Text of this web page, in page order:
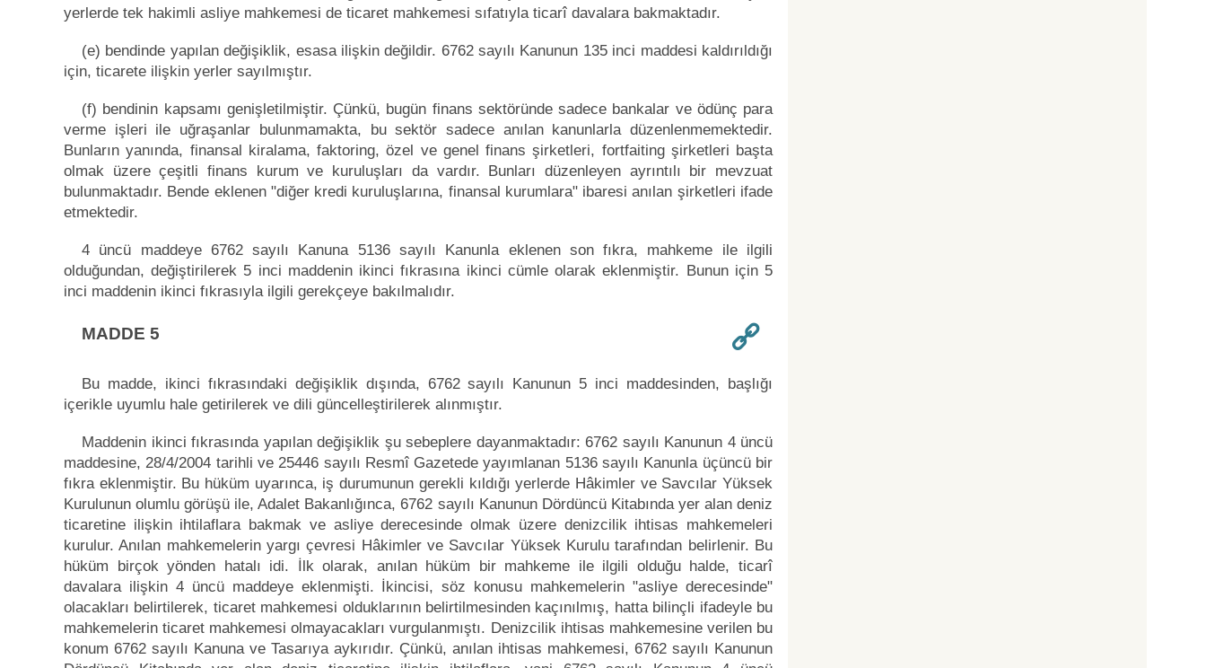
yerlerde tek hakimli asliye mahkemesi de ticaret mahkemesi sıfatıyla ticarî davalara bakmaktadır.
(e) bendinde yapılan değişiklik, esasa ilişkin değildir. 6762 sayılı Kanunun 135 inci maddesi kaldırıldığı
için, ticarete ilişkin yerler sayılmıştır.
(f) bendinin kapsamı genişletilmiştir. Çünkü, bugün finans sektöründe sadece bankalar ve ödünç para
verme işleri ile uğraşanlar bulunmamakta, bu sektör sadece anılan kanunlarla düzenlenmemektedir.
Bunların yanında, finansal kiralama, faktoring, özel ve genel finans şirketleri, fortfaiting şirketleri başta
olmak üzere çeşitli finans kurum ve kuruluşları da vardır. Bunları düzenleyen ayrıntılı bir mevzuat
bulunmaktadır. Bende eklenen "diğer kredi kuruluşlarına, finansal kurumlara" ibaresi anılan şirketleri ifade
etmektedir.
4 üncü maddeye 6762 sayılı Kanuna 5136 sayılı Kanunla eklenen son fıkra, mahkeme ile ilgili
olduğundan, değiştirilerek 5 inci maddenin ikinci fıkrasına ikinci cümle olarak eklenmiştir. Bunun için 5
inci maddenin ikinci fıkrasıyla ilgili gerekçeye bakılmalıdır.
MADDE 5
Bu madde, ikinci fıkrasındaki değişiklik dışında, 6762 sayılı Kanunun 5 inci maddesinden, başlığı
içerikle uyumlu hale getirilerek ve dili güncelleştirilerek alınmıştır.
Maddenin ikinci fıkrasında yapılan değişiklik şu sebeplere dayanmaktadır: 6762 sayılı Kanunun 4 üncü
maddesine, 28/4/2004 tarihli ve 25446 sayılı Resmî Gazetede yayımlanan 5136 sayılı Kanunla üçüncü bir
fıkra eklenmiştir. Bu hüküm uyarınca, iş durumunun gerekli kıldığı yerlerde Hâkimler ve Savcılar Yüksek
Kurulunun olumlu görüşü ile, Adalet Bakanlığınca, 6762 sayılı Kanunun Dördüncü Kitabında yer alan deniz
ticaretine ilişkin ihtilaflara bakmak ve asliye derecesinde olmak üzere denizcilik ihtisas mahkemeleri
kurulur. Anılan mahkemelerin yargı çevresi Hâkimler ve Savcılar Yüksek Kurulu tarafından belirlenir. Bu
hüküm birçok yönden hatalı idi. İlk olarak, anılan hüküm bir mahkeme ile ilgili olduğu halde, ticarî
davalara ilişkin 4 üncü maddeye eklenmişti. İkincisi, söz konusu mahkemelerin "asliye derecesinde"
olacakları belirtilerek, ticaret mahkemesi olduklarının belirtilmesinden kaçınılmış, hatta bilinçli ifadeyle bu
mahkemelerin ticaret mahkemesi olmayacakları vurgulanmıştı. Denizcilik ihtisas mahkemesine verilen bu
konum 6762 sayılı Kanuna ve Tasarıya aykırıdır. Çünkü, anılan ihtisas mahkemesi, 6762 sayılı Kanunun